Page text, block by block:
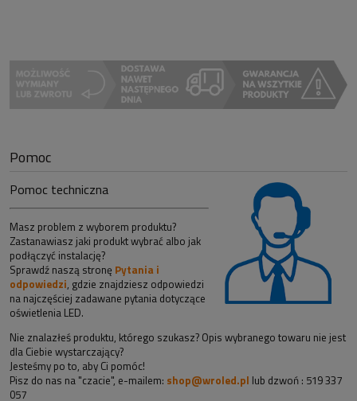
Pomoc
Pomoc techniczna
Masz problem z wyborem produktu?
Zastanawiasz jaki produkt wybrać albo jak
podłączyć instalację?
Sprawdź naszą stronę Pytania i
odpowiedzi, gdzie znajdziesz odpowiedzi
na najczęściej zadawane pytania dotyczące
oświetlenia LED.
Nie znalazłeś produktu, którego szukasz? Opis wybranego towaru nie jest
dla Ciebie wystarczający?
Jesteśmy po to, aby Ci pomóc!
Pisz do nas na "czacie", e-mailem: shop@wroled.pl lub dzwoń : 519 337
057